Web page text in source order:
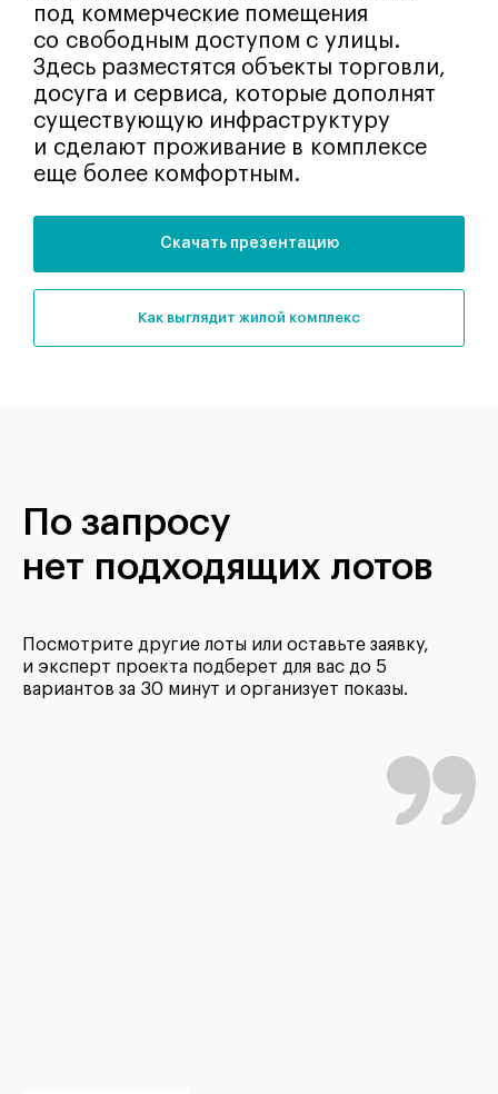
под коммерческие помещения
со свободным доступом с улицы.
Здесь разместятся объекты торговли,
досуга и сервиса, которые дополнят
существующую инфраструктуру
и сделают проживание в комплексе
еще более комфортным.
Скачать презентацию
как выглядит жилой комплекс
По запросу
нет подходящих лотов
Посмотрите другие лоты или оставьте заявку,
и эксперт проекта подберет для вас до 5
вариантов за 30 минут и организует показы.